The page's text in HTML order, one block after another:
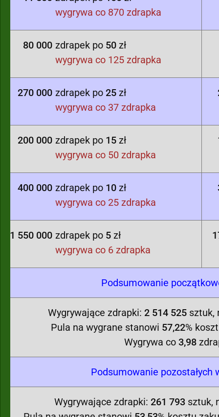
wygrywa co 870 zdrapka
80 000 zdrapek po 50 zł
wygrywa co 125 zdrapka
270 000 zdrapek po 25 zł
wygrywa co 37 zdrapka
200 000 zdrapek po 15 zł
wygrywa co 50 zdrapka
400 000 zdrapek po 10 zł
wygrywa co 25 zdrapka
1 550 000 zdrapek po 5 zł
wygrywa co 6 zdrapka
Podsumowanie
Wygrywające zdrapki: 2 514 525sztuk,
Pula na wygrane stanowi 57,22%
Wygrywa co 3,98
Podsumowanie pozostałych
Wygrywające zdrapki: 261 793 sztuk,